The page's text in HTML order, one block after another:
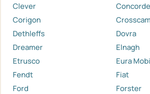
Clever
Concorde
Corigon
Dethleffs
Dovra
Dreamer
Elnagh
Etrusco
Eura
Fendt
Fiat
Ford
Forster